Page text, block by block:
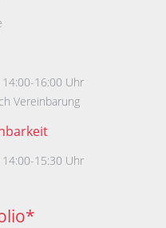
16:00 Uhr
Vereinbarung
15:30 Uhr